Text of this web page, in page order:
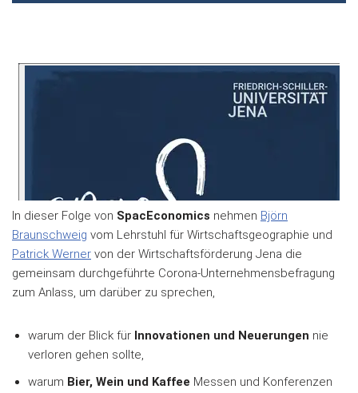
In dieser Folge von SpacEconomics nehmen Björn
Braunschweig vom Lehrstuhl für Wirtschaftsgeographie und
Patrick Werner von der Wirtschaftsförderung Jena die
gemeinsam durchgeführte Corona-Unternehmensbefragung
zum Anlass, um darüber zu sprechen,
warum der Blick für Innovationen und Neuerungen nie
verloren gehen sollte,
warum Bier, Wein und Kaffee Messen und Konferenzen